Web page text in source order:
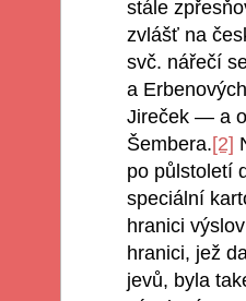
stále
zvlášť na
svč. nářečí
a
Jireček — a o
Šembera.[2]
po půlstoletí
speciální
hranici
hranici, jež
jevů, byla